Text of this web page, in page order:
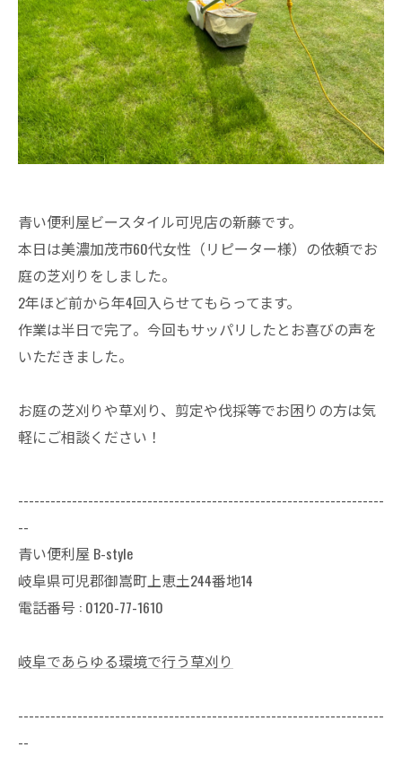
青い便利屋ビースタイル可児店の新藤です。
本日は美濃加茂市60代女性（リピーター様）の依頼でお
庭の芝刈りをしました。
2年ほど前から年4回入らせてもらってます。
作業は半日で完了。今回もサッパリしたとお喜びの声を
いただきました。
お庭の芝刈りや草刈り、剪定や伐採等でお困りの方は気
軽にご相談ください！
--------------------------------------------------------------------
--
青い便利屋 B-style
岐阜県可児郡御嵩町上恵土244番地14
電話番号 : 0120-77-1610
岐阜であらゆる環境で行う草刈り
--------------------------------------------------------------------
--